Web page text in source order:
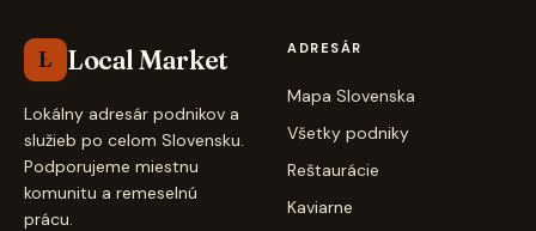
L Local Market
Lokálny adresár podnikov a
služieb po celom Slovensku.
Podporujeme miestnu
komunitu a remeselnú
prácu.
ADRESÁR
Mapa Slovenska
Všetky podniky
Reštaurácie
Kaviarne